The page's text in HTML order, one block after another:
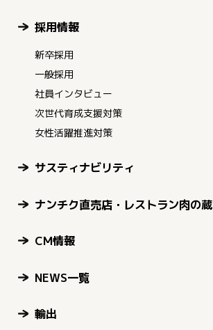
採用情報
新卒採用
一般採用
社員インタビュー
次世代育成支援対策
女性活躍推進対策
サスティナビリティ
ナンチク直売店・レストラン肉の蔵
CM情報
NEWS一覧
輸出